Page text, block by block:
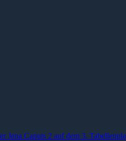
Jena Caputs 2 auf dem 3.